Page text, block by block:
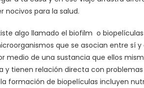
nocivos para la salud.
algo llamado el biofilm o
que se asocian entre sí
medio de una sustancia que ellos
tienen relación directa con
formación de biopelículas incluyen